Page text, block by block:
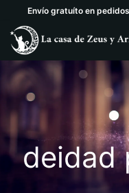
Envío gratuíto en
deidad